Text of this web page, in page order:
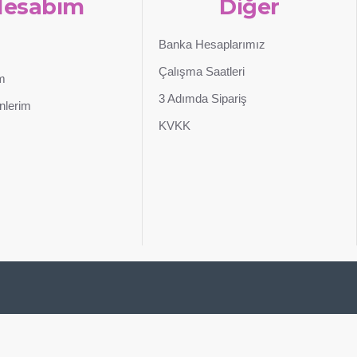
Diğer
Banka Hesaplarımız
Çalışma Saatleri
3 Adımda Sipariş
KVKK